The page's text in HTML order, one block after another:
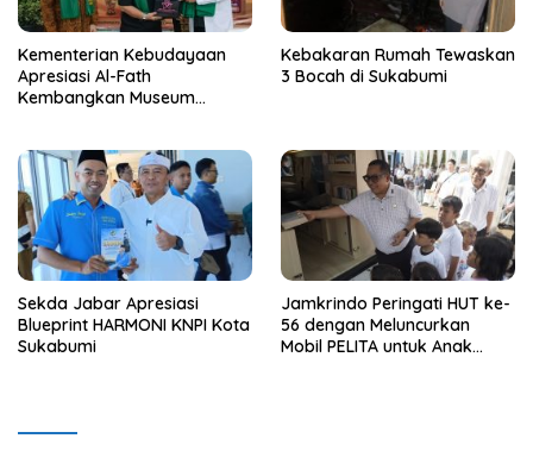
Kementerian Kebudayaan
Apresiasi Al-Fath
Kembangkan Museum
Kebakaran Rumah Tewaskan
3 Bocah di Sukabumi
Sekda Jabar Apresiasi
Blueprint HARMONI KNPI Kota
Sukabumi
Jamkrindo Peringati HUT ke-
56 dengan Meluncurkan
Mobil PELITA untuk Anak